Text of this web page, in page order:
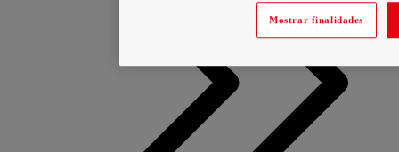
Mostrar finalidades